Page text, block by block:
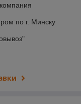
по г. Минску